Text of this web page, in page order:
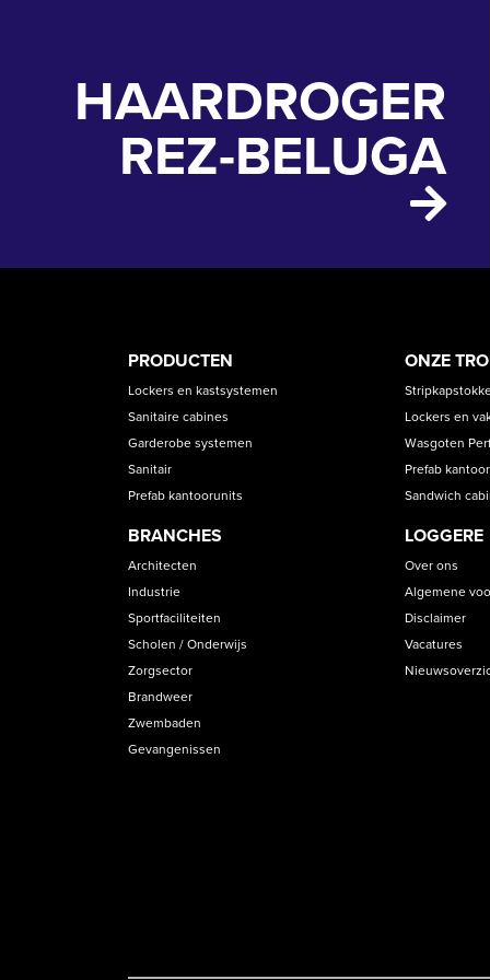
HAARDROGER
REZ-BELUGA
PRODUCT
CATEGORIES
PRODUCTEN
Lockers en kastsystemen
Sanitaire cabines
Garderobe systemen
Sanitair
Prefab kantoorunits
BRANCHES
Architecten
Industrie
Sportfaciliteiten
Scholen / Onderwijs
Zorgsector
Brandweer
Zwembaden
Gevangenissen
ONZE
Lockers en
Wasgoten
Prefab
Sandwich
LOGGERE
Over ons
Algemene
Disclaimer
Vacatures